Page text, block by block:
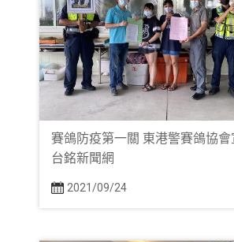
賽鴿防疫第一關 東港警賽鴿協會
台銘新聞網
2021/09/24